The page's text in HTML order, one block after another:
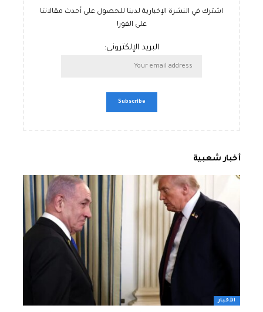
اشترك في النشرة الإخبارية لدينا للحصول على أحدث مقالاتنا
على الفور!
البريد الإلكتروني:
أخبار شعبية
الأخبار